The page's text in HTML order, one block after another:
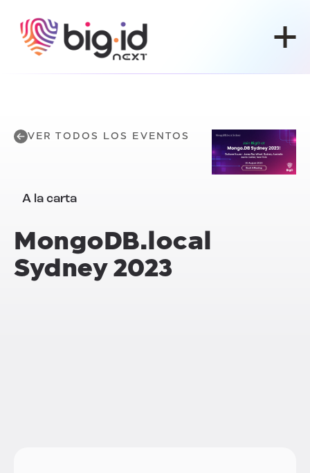
VER TODOS LOS EVENTOS
A la carta
MongoDB.local
Sydney 2023